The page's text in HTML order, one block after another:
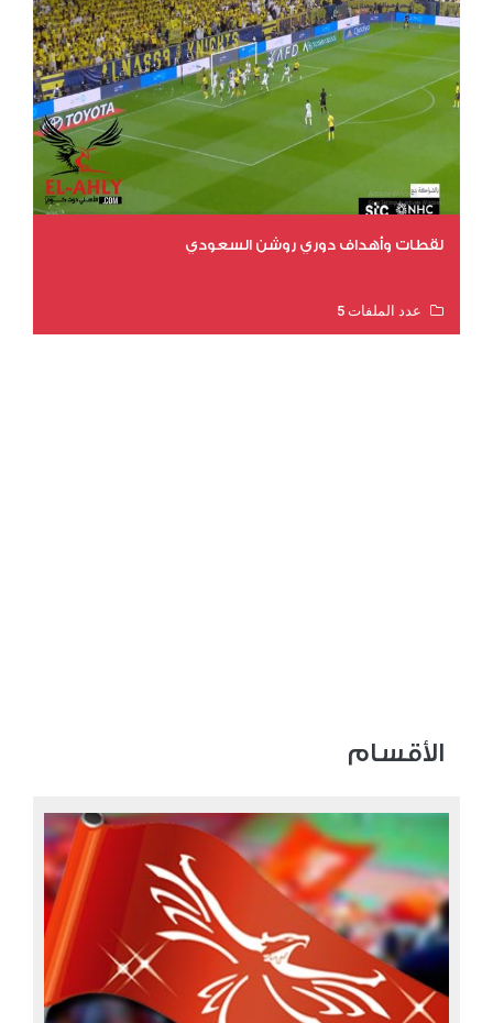
لقطات وأهداف دوري روشن السعودي
عدد الملفات 5
الأقسام